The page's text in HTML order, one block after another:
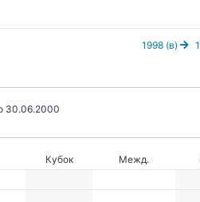
1998 (в)
30.06.2000
Кубок Межд.